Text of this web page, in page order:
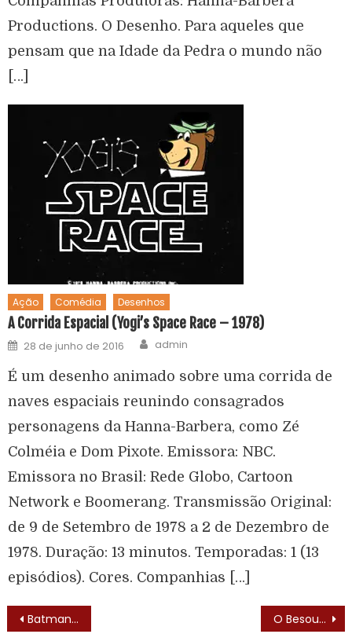
Productions. O Desenho. Para aqueles que
pensam que na Idade da Pedra o mundo não
[…]
Ação Comédia Desenhos
A Corrida Espacial (Yogi’s Space Race – 1978)
28 de junho de 2016 admin
É um desenho animado sobre uma corrida de
naves espaciais reunindo consagrados
personagens da Hanna-Barbera, como Zé
Colméia e Dom Pixote. Emissora: NBC.
Emissora no Brasil: Rede Globo, Cartoon
Network e Boomerang. Transmissão Original:
de 9 de Setembro de 1978 a 2 de Dezembro de
1978. Duração: 13 minutos. Temporadas: 1 (13
episódios). Cores. Companhias […]
Batman (Batman – 1966) – Elenco O Besouro Verde (The Green Hornet – 1966) – Texto de Abertura